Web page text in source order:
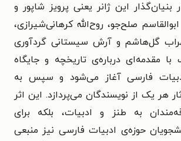
بنیان‌گذار این ژانر یعنی پرویز شاپور و
صلح‌جو، روح‌الله کرهانی‌شیرازی،
گل‌هاشم و آرش سیستانی گردآوری
مقدمه‌ای درباره‌ی تاریخچه و جایگاه
ادبیات فارسی آغاز می‌شود و سپس به
هر یک از نویسندگان می‌پردازد. این اثر
به طنز و ادبیات، بلکه برای
حوزه‌ی ادبیات فارسی نیز منبعی